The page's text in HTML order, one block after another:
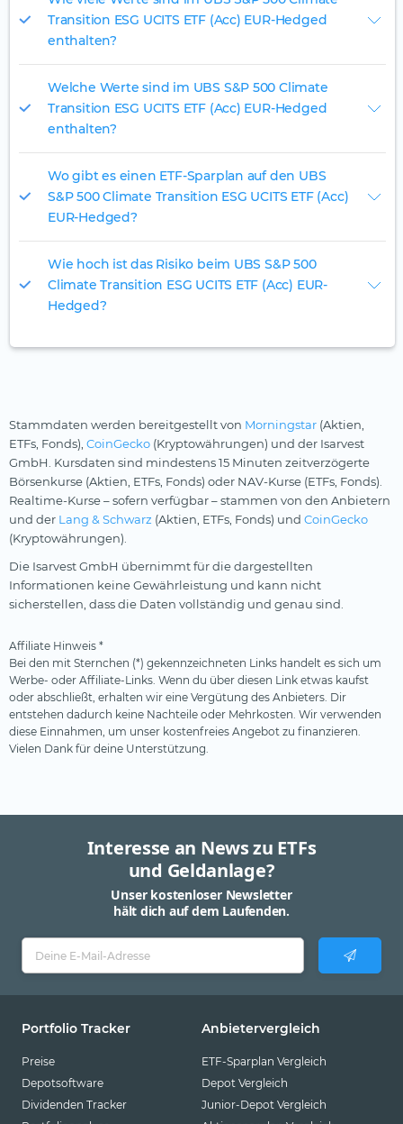
Transition ESG UCITS ETF (Acc) EUR-Hedged
enthalten?
Welche Werte sind im UBS S&P 500 Climate
Transition ESG UCITS ETF (Acc) EUR-Hedged
enthalten?
Wo gibt es einen ETF-Sparplan auf den UBS
S&P 500 Climate Transition ESG UCITS ETF (Acc)
EUR-Hedged?
Wie hoch ist das Risiko beim UBS S&P 500
Climate Transition ESG UCITS ETF (Acc) EUR-
Hedged?
Stammdaten werden bereitgestellt von Morningstar (Aktien,
ETFs, Fonds), CoinGecko (Kryptowährungen) und der Isarvest
GmbH. Kursdaten sind mindestens 15 Minuten zeitverzögerte
Börsenkurse (Aktien, ETFs, Fonds) oder NAV-Kurse (ETFs, Fonds).
Realtime-Kurse – sofern verfügbar – stammen von den Anbietern
und der Lang & Schwarz (Aktien, ETFs, Fonds) und CoinGecko
(Kryptowährungen).
Die Isarvest GmbH übernimmt für die dargestellten
Informationen keine Gewährleistung und kann nicht
sicherstellen, dass die Daten vollständig und genau sind.
Affiliate Hinweis *
Bei den mit Sternchen (*) gekennzeichneten Links handelt es sich um
Werbe- oder Affiliate-Links. Wenn du über diesen Link etwas kaufst
oder abschließt, erhalten wir eine Vergütung des Anbieters. Dir
entstehen dadurch keine Nachteile oder Mehrkosten. Wir verwenden
diese Einnahmen, um unser kostenfreies Angebot zu finanzieren.
Vielen Dank für deine Unterstützung.
Interesse an News zu ETFs
und Geldanlage?
Unser kostenloser Newsletter
hält dich auf dem Laufenden.
Portfolio Tracker
Preise
Depotsoftware
Dividenden Tracker
Anbietervergleich
ETF-Sparplan Vergleich
Depot Vergleich
Junior-Depot Vergleich